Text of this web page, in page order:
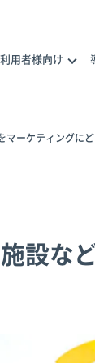
用者様向け
マーケティングに
設な